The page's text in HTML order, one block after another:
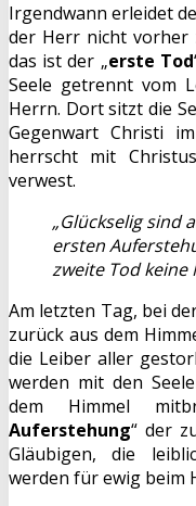
Irgendwann erleidet
der Herr nicht vorher
das ist der „erste Tod
Seele getrennt vom
Herrn. Dort sitzt die
Gegenwart Christi
herrscht mit
verwest.
„Glückselig sind
ersten
zweite Tod keine
Am letzten Tag, bei
zurück aus dem
die Leiber aller
werden mit den
dem Himmel
Auferstehung“ der
Gläubigen, die
werden für ewig beim